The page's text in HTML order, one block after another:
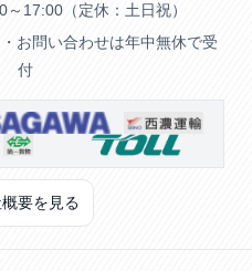
17:00（定休：土日祝）
お問い合わせは年中無休で受
付
要を見る